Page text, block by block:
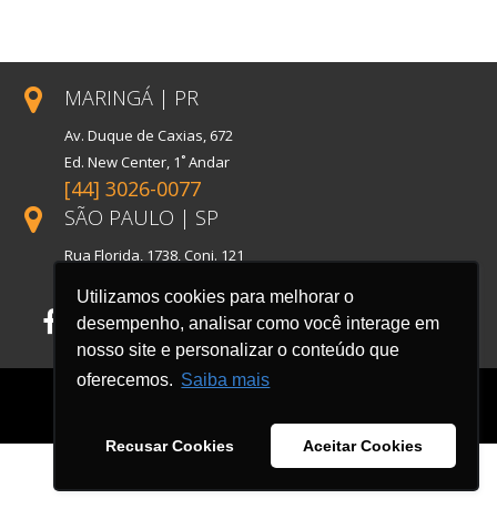
Utilizamos cookies para melhorar o
desempenho, analisar como você interage em
nosso site e personalizar o conteúdo que
oferecemos. Saiba mais
Recusar Cookies Aceitar Cookies
MARINGÁ | PR
Av. Duque de Caxias, 672
Ed. New Center, 1˚ Andar
[44] 3026-0077
SÃO PAULO | SP
Rua Florida, 1738, Conj. 121
Facebook
LinkedIn
Instagram